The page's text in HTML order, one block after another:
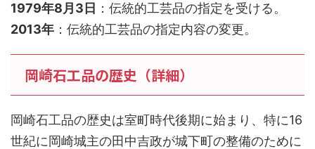
1979年8月3日 ：伝統的工芸品の指定を受ける。
2013年 ：伝統的工芸品の指定内容の変更。
岡崎石工品の歴史（詳細）
岡崎石工品の歴史は室町時代後期に始まり、特に16
世紀に岡崎城主の田中吉政が城下町の整備のために